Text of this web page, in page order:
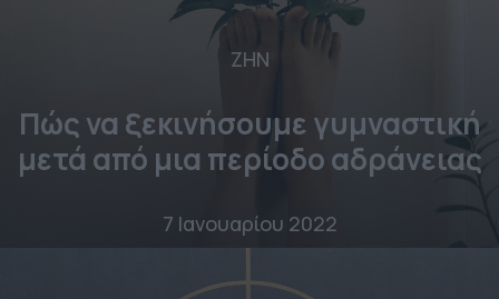
ΖΗΝ
Πώς να ξεκινήσουμε γυμναστική
μετά από μια περίοδο αδράνειας
7 Ιανουαρίου 2022